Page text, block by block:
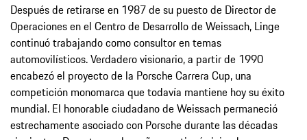
Después de retirarse en 1987 de su puesto de Director de
Operaciones en el Centro de Desarrollo de Weissach, Linge
continuó trabajando como consultor en temas
automovilísticos. Verdadero visionario, a partir de 1990
encabezó el proyecto de la Porsche Carrera Cup, una
competición monomarca que todavía mantiene hoy su éxito
mundial. El honorable ciudadano de Weissach permaneció
estrechamente asociado con Porsche durante las décadas